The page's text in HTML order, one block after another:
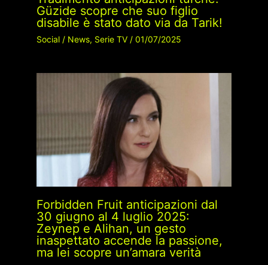
Güzide scopre che suo figlio
disabile è stato dato via da Tarik!
Social/ News, Serie TV/ 01/07/2025
Forbidden Fruit anticipazioni dal
30 giugno al 4 luglio 2025:
Zeynep e Alihan, un gesto
inaspettato accende la passione,
ma lei scopre un’amara verità